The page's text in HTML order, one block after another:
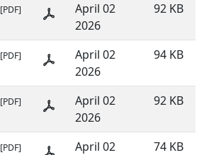
[PDF]
April 02
2026
92 KB
[PDF]
April 02
2026
94 KB
[PDF]
April 02
2026
92 KB
[PDF]
April 02
74 KB